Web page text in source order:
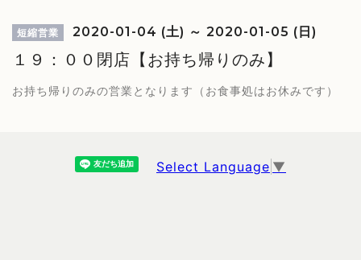
短縮営業 2020-01-04 (土) ～ 2020-01-05 (日)
１９：００閉店【お持ち帰りのみ】
お持ち帰りのみの営業となります（お食事処はお休みです）
Select Language ▼